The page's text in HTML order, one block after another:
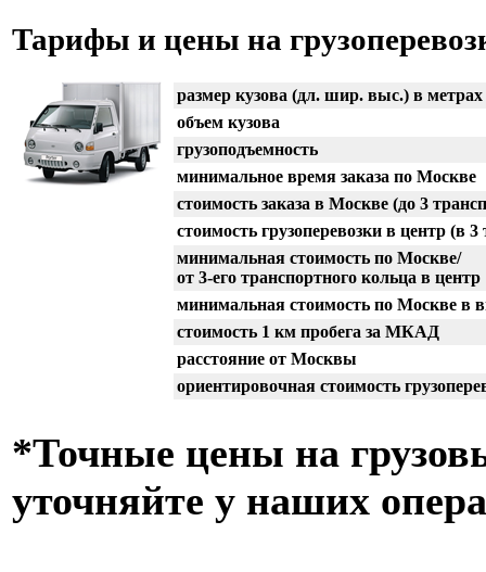
Тарифы и цены на
размер кузова (дл. шир. выс.) в метрах
объем кузова
грузоподъемность
минимальное время заказа по Москве
стоимость заказа в Москве (до 3
стоимость грузоперевозки в центр (в
минимальная стоимость по Москве/
от 3-его транспортного кольца в центр
минимальная стоимость по Москве в
cтоимость 1 км пробега за МКАД
расстояние от Москвы
ориентировочная стоимость
*Точные цены на
уточняйте у наших